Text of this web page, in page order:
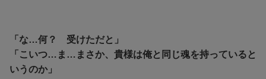
「な…何？ 受けただと」
「こいつ…ま…まさか、貴様は俺と同じ魂を持っていると
いうのか」